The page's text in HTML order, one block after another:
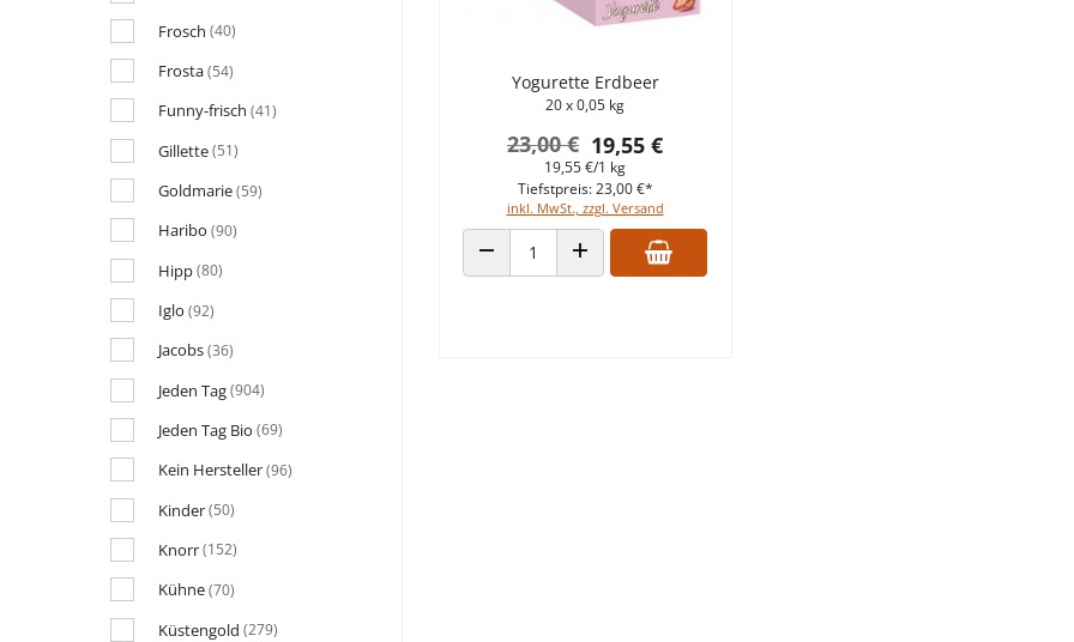
Frosch (40)
Frosta(54)
Funny-frisch (41)
Gillette(51)
Goldmarie(59)
Haribo (90)
Hipp(80)
Iglo (92)
Jacobs(36)
Jeden Tag(904)
Jeden Tag Bio (69)
Kein Hersteller(96)
Kinder(50)
Knorr(152)
Kühne(70)
Küstengold (279)
Yogurette Erdbeer
20 x 0,05 kg
19,55 €
23,00 €
19,55 €/1 kg
inkl. MwSt., zzgl. Versand
Tiefstpreis: 23,00 €*
ANZAHL VERRINGERNANZAHL ERHÖHEN